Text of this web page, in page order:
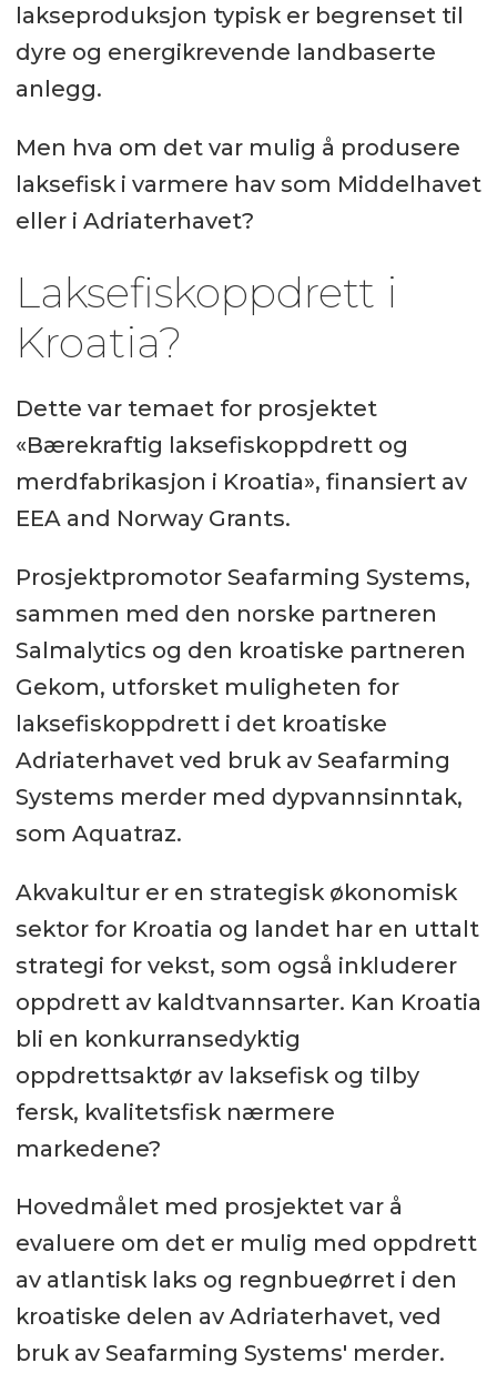
lakseproduksjon typisk er begrenset til
dyre og energikrevende landbaserte
anlegg.
Men hva om det var mulig å produsere
laksefisk i varmere hav som Middelhavet
eller i Adriaterhavet?
Laksefiskoppdrett i
Kroatia?
Dette var temaet for prosjektet
«Bærekraftig laksefiskoppdrett og
merdfabrikasjon i Kroatia», finansiert av
EEA and Norway Grants.
Prosjektpromotor Seafarming Systems,
sammen med den norske partneren
Salmalytics og den kroatiske partneren
Gekom, utforsket muligheten for
laksefiskoppdrett i det kroatiske
Adriaterhavet ved bruk av Seafarming
Systems merder med dypvannsinntak,
som Aquatraz.
Akvakultur er en strategisk økonomisk
sektor for Kroatia og landet har en uttalt
strategi for vekst, som også inkluderer
oppdrett av kaldtvannsarter. Kan Kroatia
bli en konkurransedyktig
oppdrettsaktør av laksefisk og tilby
fersk, kvalitetsfisk nærmere
markedene?
Hovedmålet med prosjektet var å
evaluere om det er mulig med oppdrett
av atlantisk laks og regnbueørret i den
kroatiske delen av Adriaterhavet, ved
bruk av Seafarming Systems' merder.